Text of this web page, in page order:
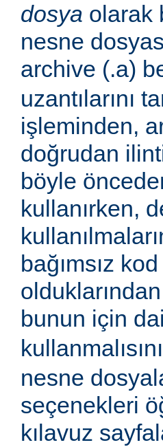
dosya olarak
nesne
archive (.a)
uzantılarını
işleminden,
doğrudan
böyle
kullanırken,
bağımsız
bunun için
nesne
seçenekleri
kılavuz